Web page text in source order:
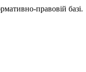
правовій базі.